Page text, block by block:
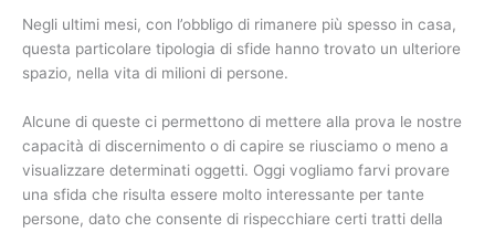
Negli ultimi mesi, con l’obbligo di rimanere più spesso in casa,
questa particolare tipologia di sfide hanno trovato un ulteriore
spazio, nella vita di milioni di persone.
Alcune di queste ci permettono di mettere alla prova le nostre
capacità di discernimento o di capire se riusciamo o meno a
visualizzare determinati oggetti. Oggi vogliamo farvi provare
una sfida che risulta essere molto interessante per tante
persone, dato che consente di rispecchiare certi tratti della